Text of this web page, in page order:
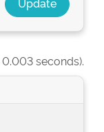
0.003 seconds).